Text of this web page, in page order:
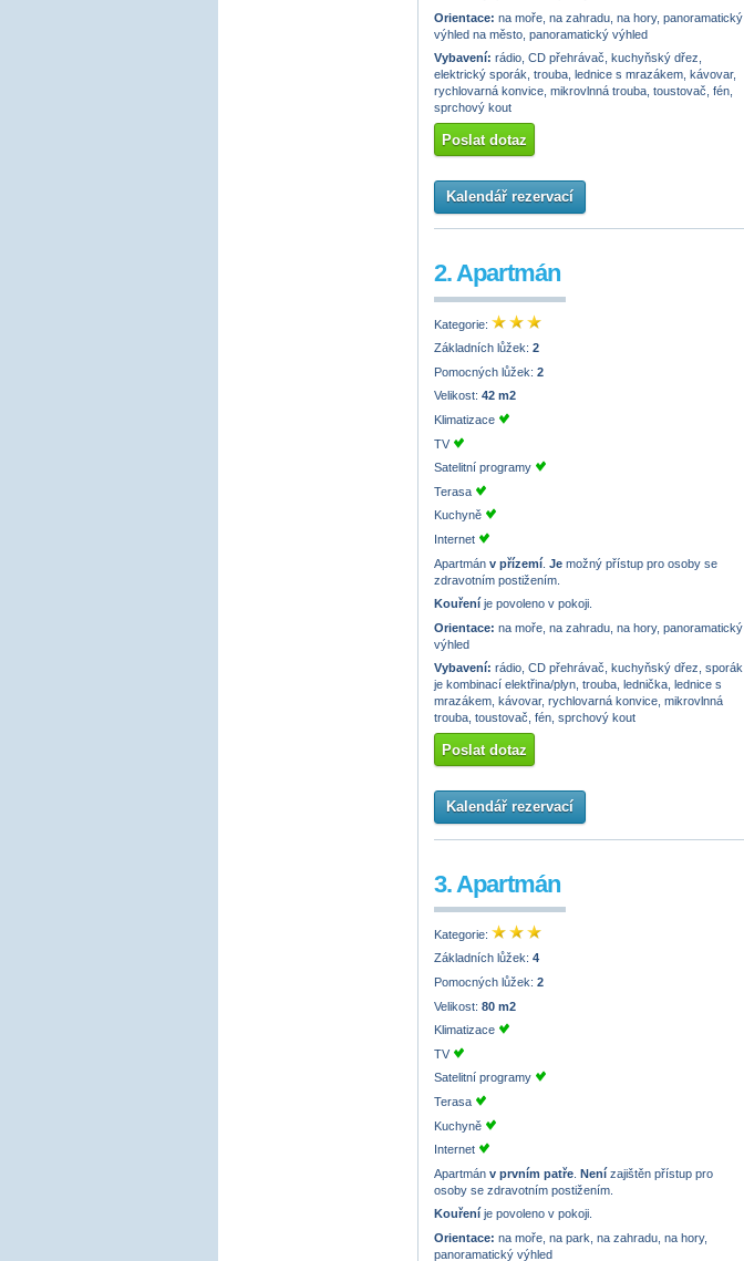
Orientace: na moře, na zahradu, na hory, panoramatický
výhled na město, panoramatický výhled
Vybavení: rádio, CD přehrávač, kuchyňský dřez,
elektrický sporák, trouba, lednice s mrazákem, kávovar,
rychlovarná konvice, mikrovlnná trouba, toustovač, fén,
sprchový kout
Poslat dotaz
Kalendář rezervací
2. Apartmán
Kategorie:
Základních lůžek: 2
Pomocných lůžek: 2
Velikost: 42 m2
Klimatizace
TV
Satelitní programy
Terasa
Kuchyně
Internet
Apartmán v přízemí Je možný přístup pro osoby se
zdravotním postižením.
Kouření je povoleno v pokoji.
Orientace: na moře, na zahradu, na hory, panoramatický
výhled
Vybavení: rádio, CD přehrávač, kuchyňský dřez, sporák
je kombinací elektřina/plyn, trouba, lednička, lednice s
mrazákem, kávovar, rychlovarná konvice, mikrovlnná
trouba, toustovač, fén, sprchový kout
Poslat dotaz
Kalendář rezervací
3. Apartmán
Kategorie:
Základních lůžek: 4
Pomocných lůžek: 2
Velikost: 80 m2
Klimatizace
TV
Satelitní programy
Terasa
Kuchyně
Internet
Apartmán v prvním patře Není zajištěn přístup pro
osoby se zdravotním postižením.
Kouření je povoleno v pokoji.
Orientace: na moře, na park, na zahradu, na hory,
panoramatický výhled